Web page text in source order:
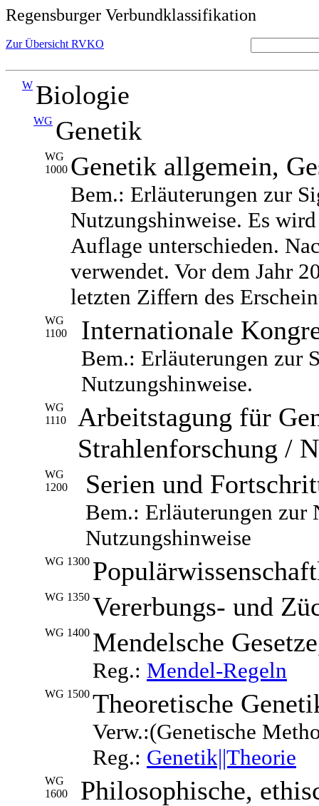
Regensburger Verbundklassifikation
Zur Übersicht RVKO
W Biologie
WG Genetik
WG
1000 Genetik allgemein,
Bem.: Erläuterungen zur
Nutzungshinweise. Es
Auflage unterschieden.
verwendet. Vor dem Jahr
letzten Ziffern des
WG
1100
Internationale
Bem.: Erläuterungen zur
Nutzungshinweise.
WG
1110
Arbeitstagung für
Strahlenforschung /
WG
1200
Serien und
Bem.: Erläuterungen zur
Nutzungshinweise
WG 1300
WG 1350 Vererbungs- und
WG 1400 Mendelsche
Reg.: Mendel-Regeln
WG 1500 Theoretische
Verw.:(Genetische
Reg.: Genetik||Theorie
WG
1600
Philosophische,